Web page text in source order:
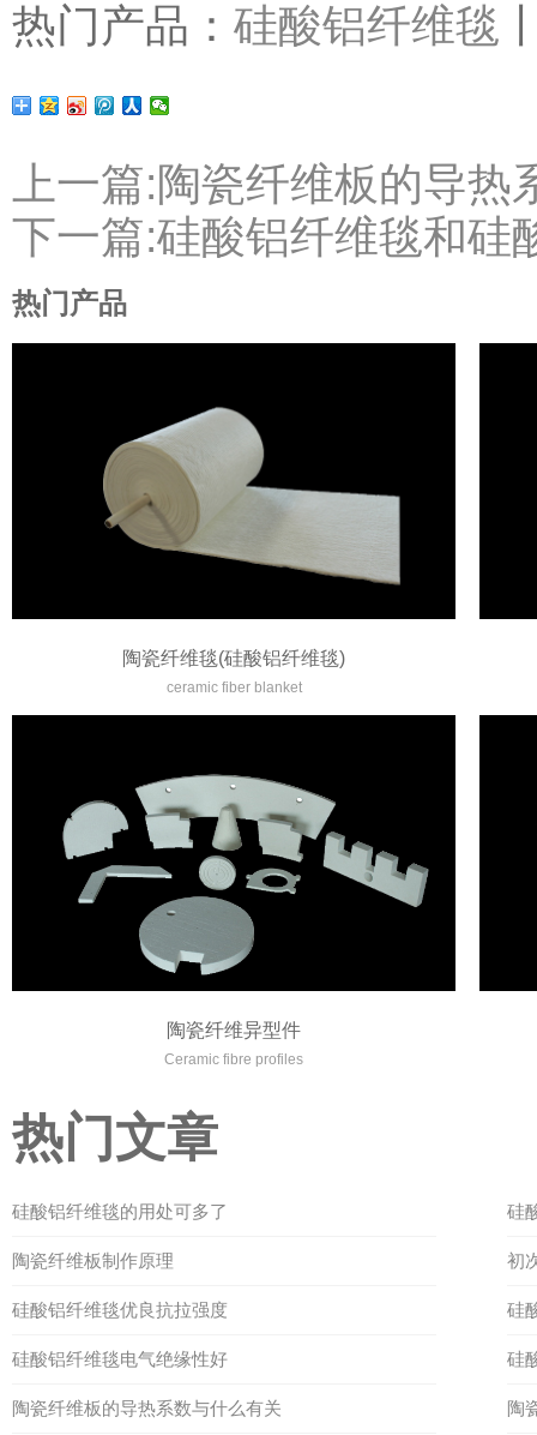
热门产品： 硅酸铝纤维毯
上一篇:陶瓷纤维板的导热
下一篇:硅酸铝纤维毯和硅
热门产品
陶瓷纤维毯(硅酸铝纤维毯)
ceramic fiber blanket
陶瓷纤维异型件
Ceramic fibre profiles
热门文章
硅酸铝纤维毯的用处可多了 硅
陶瓷纤维板制作原理 初
硅酸铝纤维毯优良抗拉强度 硅
硅酸铝纤维毯电气绝缘性好 硅
陶瓷纤维板的导热系数与什么有关 陶